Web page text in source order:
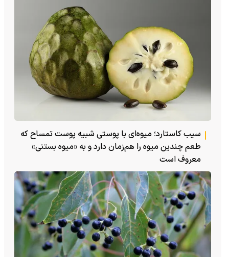
سیب کاستارد؛ میوه‌ای با پوستی شبیه پوست تمساح که
طعم چندین میوه را هم‌زمان دارد و به «میوه بستنی»
معروف است